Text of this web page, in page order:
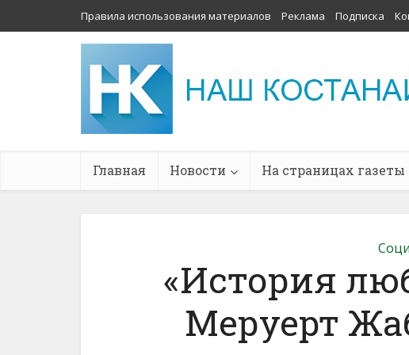
Правила использования материалов Реклама Подписка
Главная Новости На страницах газеты
«История
Меруерт